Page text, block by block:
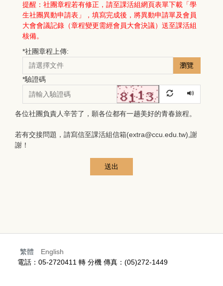
提醒：社團章程若有修正，請至課活組網頁表單下載「學
生社團異動申請表」，填寫完成後，將異動申請單及會員
大會會議記錄（章程變更需經會員大會決議）送至課活組
核備。
*社團章程上傳:
瀏覽
*驗證碼
各位社團負責人辛苦了，願各位都有一趟美好的青春旅程。
若有交接問題，請寫信至課活組信箱(extra@ccu.edu.tw),謝
謝！
送出
繁體
English
電話：05-2720411 轉 分機 傳真：(05)272-1449